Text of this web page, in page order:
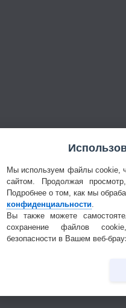
Мы используем файлы cookie,
сайтом. Продолжая
Подробнее о том, как мы
конфиденциальности
Вы также можете
сохранение файлов
безопасности в Вашем веб-